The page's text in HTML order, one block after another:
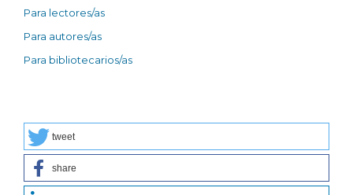
Para lectores/as
Para autores/as
Para bibliotecarios/as
tweet
share